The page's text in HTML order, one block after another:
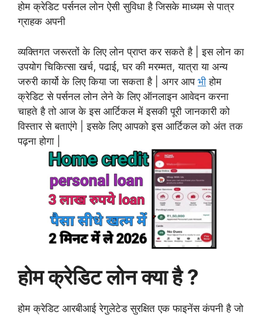
होम क्रेडिट पर्सनल लोन ऐसी सुविधा है जिसके माध्यम से पात्र
ग्राहक अपनी
व्यक्तिगत जरूरतों के लिए लोन प्राप्त कर सकते है | इस लोन का
उपयोग चिकित्सा खर्च, पढाई, घर की मरम्मत, यात्रा या अन्य
जरुरी कार्यो के लिए किया जा सकता है | अगर आप भी होम
क्रेडिट से पर्सनल लोन लेने के लिए ऑनलाइन आवेदन करना
चाहते है तो आज के इस आर्टिकल में इसकी पूरी जानकारी को
विस्तार से बताएंगे | इसके लिए आपको इस आर्टिकल को अंत तक
पढ़ना होगा |
होम क्रेडिट लोन क्या है ?
होम क्रेडिट आरबीआई रेगुलेटेड सुरक्षित एक फाइनेंस कंपनी है जो